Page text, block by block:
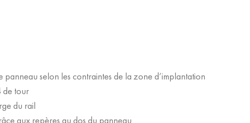
selon les contraintes de la zone d’implantation
de tour
du rail
aux repères au dos du panneau